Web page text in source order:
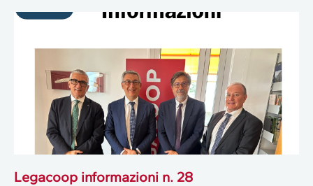
Legacoop informazioni n. 28